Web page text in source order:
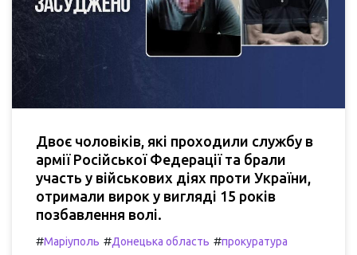
Двоє чоловіків, які проходили службу в
армії Російської Федерації та брали
участь у військових діях проти України,
отримали вирок у вигляді 15 років
позбавлення волі.
#Маріуполь #Донецька область #прокуратура